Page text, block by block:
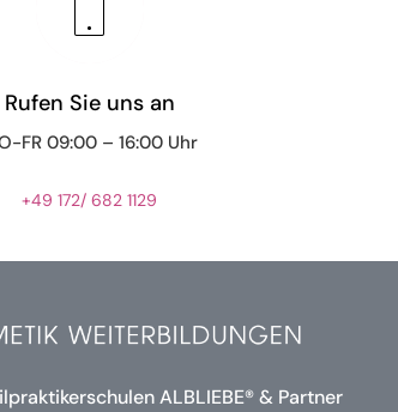
Rufen Sie uns an
FR 09:00 – 16:00 Uhr
+49 172/ 682 1129
ALBLIEBE® & Partner